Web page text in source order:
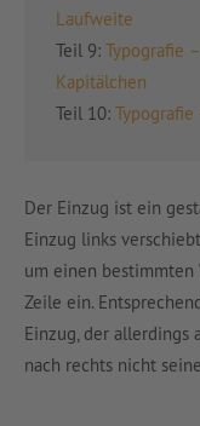
Laufweite
Teil 9: Typografie –
Kapitälchen
Teil 10: Typografie
Der Einzug ist ein
Einzug links
um einen bestimmten
Zeile ein.
Einzug, der allerdings
nach rechts nicht